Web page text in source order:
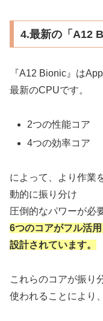
4.最新の「A12
『A12 Bionic』は
最新のCPUです。
2つの性能コア
4つの効率コア
によって、より作業
動的に振り分け
圧倒的なパワーが必
6つのコアがフル活
設計されています。
これらのコアが振り
使われることにより、